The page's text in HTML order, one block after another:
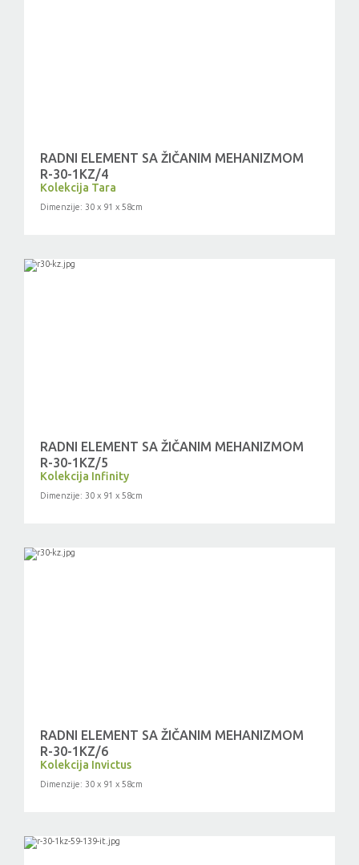
RADNI ELEMENT SA ŽIČANIM MEHANIZMOM
R-30-1KZ/4
Kolekcija Tara
Dimenzije: 30 x 91 x 58cm
RADNI ELEMENT SA ŽIČANIM MEHANIZMOM
R-30-1KZ/5
Kolekcija Infinity
Dimenzije: 30 x 91 x 58cm
RADNI ELEMENT SA ŽIČANIM MEHANIZMOM
R-30-1KZ/6
Kolekcija Invictus
Dimenzije: 30 x 91 x 58cm